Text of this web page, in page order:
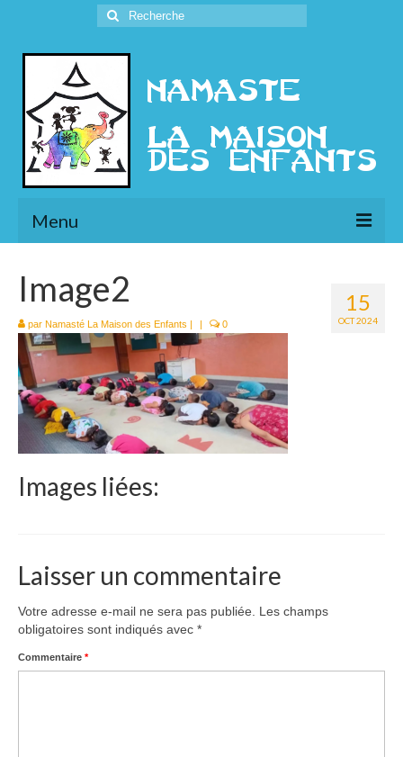
Rechercher
:
Menu
Présentation
l’Ethique
Historique
Le Népal
Documents
Parrainages
Actualités
15
OCT 2024
Image2
par Namasté La Maison des Enfants | | 0
Images liées:
Laisser un commentaire
Votre adresse e-mail ne sera pas publiée.
Les champs
obligatoires sont indiqués avec *
Commentaire *